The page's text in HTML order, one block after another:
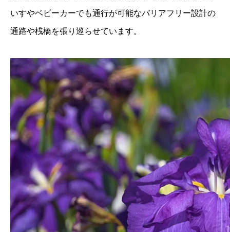
いすやベビーカーでも通行が可能なバリアフリー設計の
通路や桟橋を張り巡らせています。